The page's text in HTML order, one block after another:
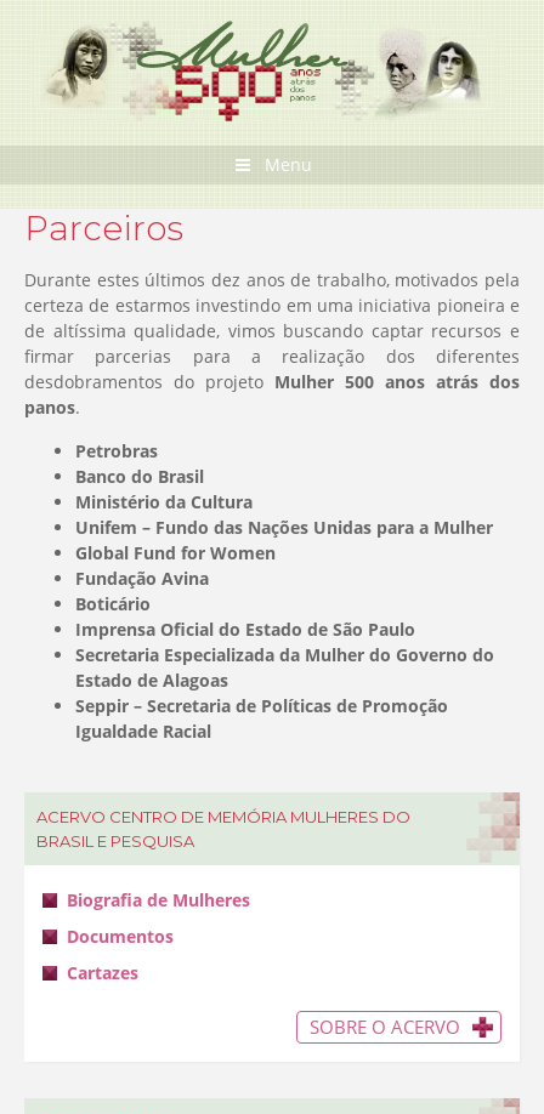
conteúdo
Menu
Parceiros
Durante estes últimos dez anos de trabalho, motivados pela
certeza de estarmos investindo em uma iniciativa pioneira e
de altíssima qualidade, vimos buscando captar recursos e
firmar parcerias para a realização dos diferentes
desdobramentos do projeto Mulher 500 anos atrás dos
panos.
Petrobras
Banco do Brasil
Ministério da Cultura
Unifem – Fundo das Nações Unidas para a Mulher
Global Fund for Women
Fundação Avina
Boticário
Imprensa Oficial do Estado de São Paulo
Secretaria Especializada da Mulher do Governo do
Estado de Alagoas
Seppir – Secretaria de Políticas de Promoção
Igualdade Racial
ACERVO CENTRO DE MEMÓRIA MULHERES DO
BRASIL E PESQUISA
Biografia de Mulheres
Documentos
Cartazes
SOBRE O ACERVO